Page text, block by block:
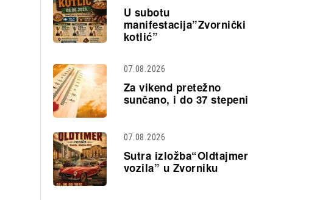
U subotu
manifestacija”Zvornički
kotlić”
07.08.2026
Za vikend pretežno
sunčano, i do 37 stepeni
07.08.2026
Sutra izložba“Oldtajmer
vozila” u Zvorniku